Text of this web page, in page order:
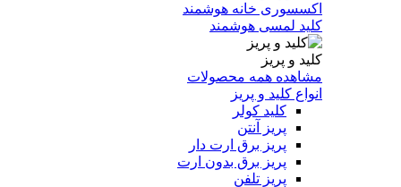
اکسسوری خانه هوشمند
کلید لمسی هوشمند
کلید و پریز
مشاهده همه محصولات
انواع کلید و پریز
کلید کولر
پریز آنتن
پریز برق ارت دار
پریز برق بدون ارت
پریز تلفن